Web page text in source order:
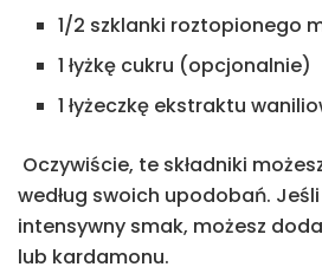
1/2 szklanki roztopionego
1 łyżkę cukru (opcjonalnie)
1 łyżeczkę ekstraktu
Oczywiście, te składniki
według swoich upodobań.
intensywny smak, możesz
lub kardamonu.